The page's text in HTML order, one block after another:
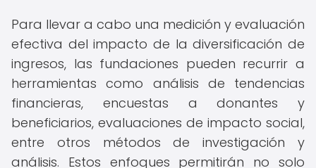
Para llevar a cabo una medición y evaluación
efectiva del impacto de la diversificación de
ingresos, las fundaciones pueden recurrir a
herramientas como análisis de tendencias
financieras, encuestas a donantes y
beneficiarios, evaluaciones de impacto social,
entre otros métodos de investigación y
análisis. Estos enfoques permitirán no solo